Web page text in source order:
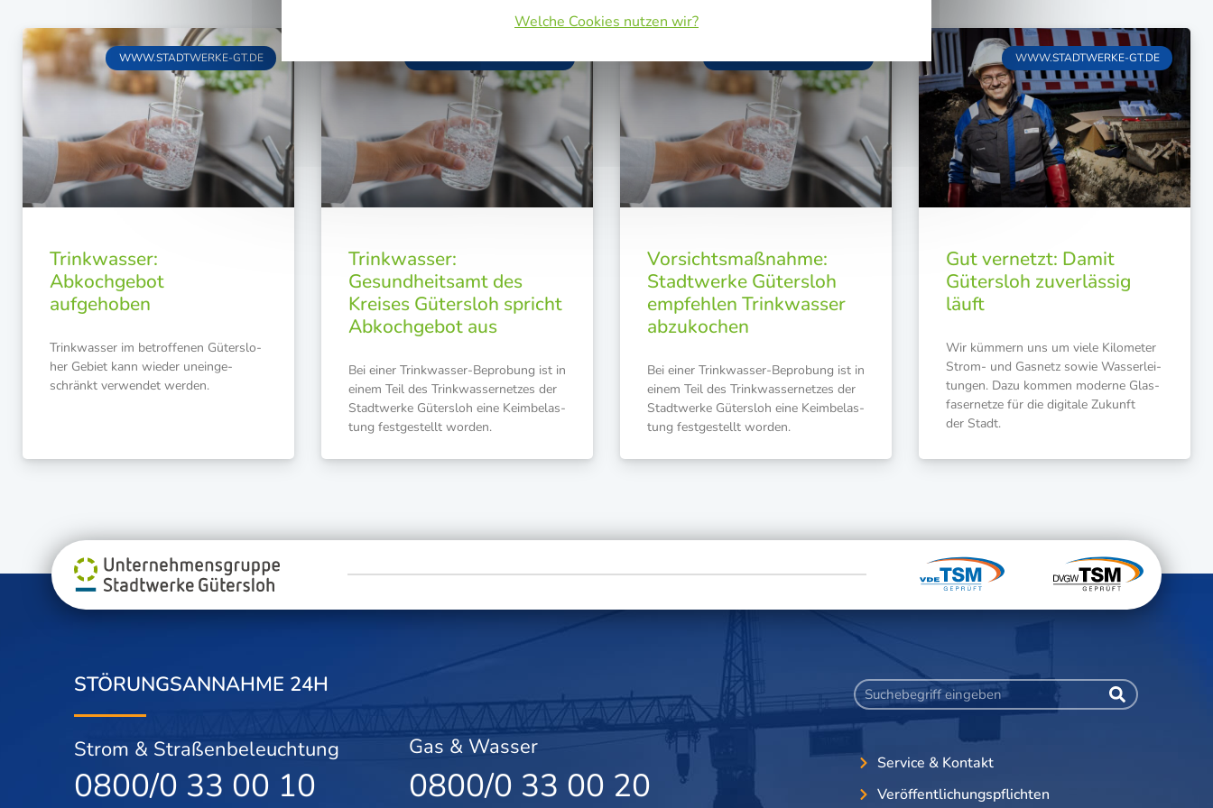
WWW.STADTWERKE-GT.DE
Trinkwasser:
Abkochgebot
aufgehoben
Trink­was­ser im betrof­fe­nen Güters­lo­
her Gebiet kann wie­der unein­ge­
schränkt ver­wen­det werden.
WWW.STADTWERKE-GT.DE
Trinkwasser:
Gesundheitsamt des
Kreises Gütersloh spricht
Abkochgebot aus
Bei einer Trink­was­ser-Bepro­bung ist in
einem Teil des Trink­was­ser­net­zes der
Stadt­wer­ke Güters­loh eine Keim­be­las­
tung fest­ge­stellt worden.
WWW.STADTWERKE-GT.DE
Vorsichtsmaßnahme:
Stadtwerke Gütersloh
empfehlen Trinkwasser
abzukochen
Bei einer Trink­was­ser-Bepro­bung ist in
einem Teil des Trink­was­ser­net­zes der
Stadt­wer­ke Güters­loh eine Keim­be­las­
tung fest­ge­stellt worden.
WWW.STADTWERKE-GT.DE
Gut vernetzt: Damit
Gütersloh zuverlässig
läuft
Wir küm­mern uns um vie­le Kilo­me­ter
Strom- und Gas­netz sowie Was­ser­lei­
tun­gen. Dazu kom­men moder­ne Glas­
fa­ser­net­ze für die digi­ta­le Zukunft
der Stadt.
STÖRUNGSANNAHME 24H
Strom & Straßenbeleuchtung
0800/0 33 00 10
Gas & Wasser
0800/0 33 00 20
Service & Kontakt
Veröffentlichungspflichten
Welche Cookies nutzen wir?